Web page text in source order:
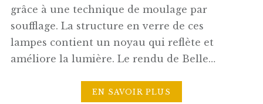
grâce à une technique de moulage par
soufflage. La structure en verre de ces
lampes contient un noyau qui reflète et
améliore la lumière. Le rendu de Belle…
EN SAVOIR PLUS